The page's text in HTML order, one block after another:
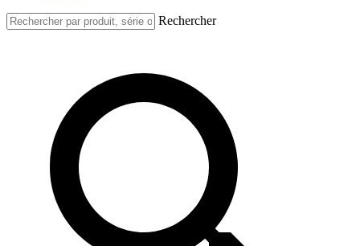
Rechercher